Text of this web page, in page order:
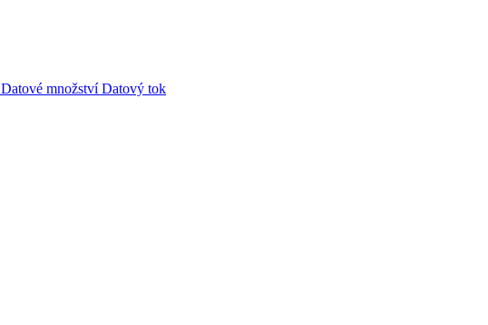
Datové množstvíDatový tok